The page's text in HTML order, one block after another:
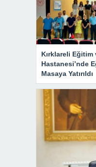
Kırklareli Eğitim
Hastanesi’nde
Masaya Yatırıldı